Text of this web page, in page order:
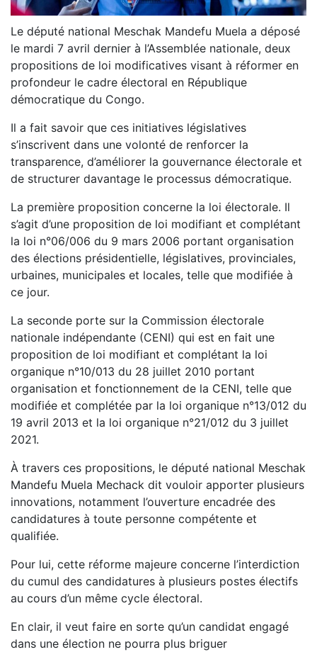
Le député national Meschak Mandefu Muela a déposé
le mardi 7 avril dernier à l’Assemblée nationale, deux
propositions de loi modificatives visant à réformer en
profondeur le cadre électoral en République
démocratique du Congo.
Il a fait savoir que ces initiatives législatives
s’inscrivent dans une volonté de renforcer la
transparence, d’améliorer la gouvernance électorale et
de structurer davantage le processus démocratique.
La première proposition concerne la loi électorale. Il
s’agit d’une proposition de loi modifiant et complétant
la loi n°06/006 du 9 mars 2006 portant organisation
des élections présidentielle, législatives, provinciales,
urbaines, municipales et locales, telle que modifiée à
ce jour.
La seconde porte sur la Commission électorale
nationale indépendante (CENI) qui est en fait une
proposition de loi modifiant et complétant la loi
organique n°10/013 du 28 juillet 2010 portant
organisation et fonctionnement de la CENI, telle que
modifiée et complétée par la loi organique n°13/012 du
19 avril 2013 et la loi organique n°21/012 du 3 juillet
2021.
À travers ces propositions, le député national Meschak
Mandefu Muela Mechack dit vouloir apporter plusieurs
innovations, notamment l’ouverture encadrée des
candidatures à toute personne compétente et
qualifiée.
Pour lui, cette réforme majeure concerne l’interdiction
du cumul des candidatures à plusieurs postes électifs
au cours d’un même cycle électoral.
En clair, il veut faire en sorte qu’un candidat engagé
dans une élection ne pourra plus briguer